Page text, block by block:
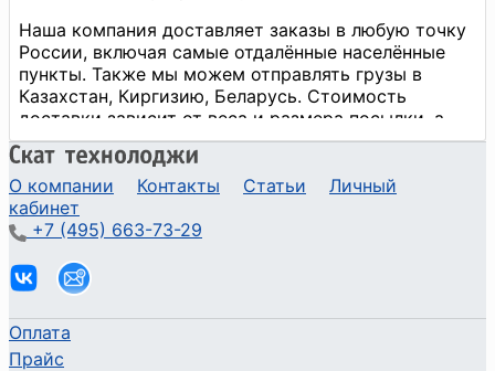
О компании Контакты Статьи
Личный
кабинет
+7 (495) 663-73-29
Оплата
Прайс